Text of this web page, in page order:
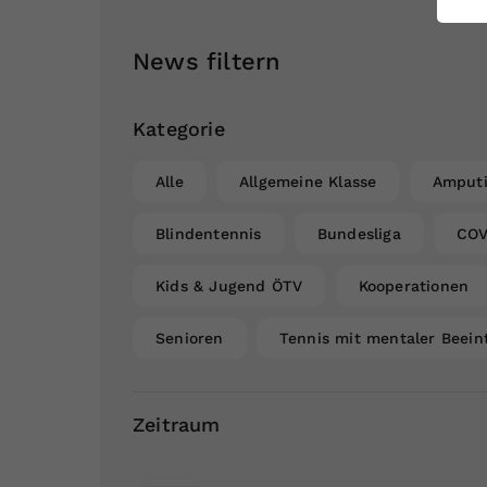
News filtern
Kategorie
Alle Allgemeine Klasse
Blindentennis Bundesliga
Kids & Jugend ÖTV Kooperationen
Senioren Tennis mit mentaler
Zeitraum